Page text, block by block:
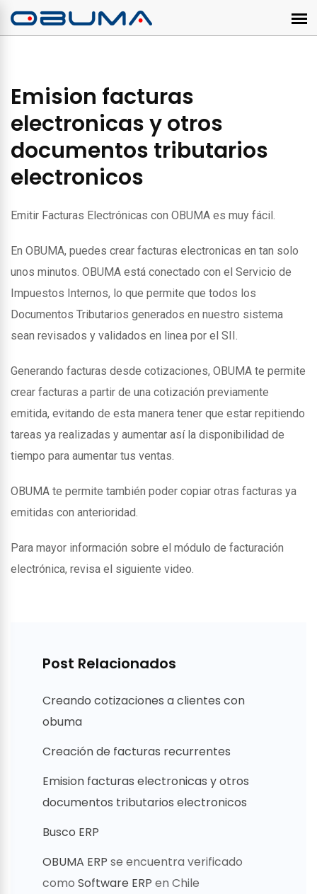
Emision facturas
electronicas y otros
documentos tributarios
electronicos
Emitir Facturas Electrónicas con OBUMA es muy fácil.
En OBUMA, puedes crear facturas electronicas en tan solo
unos minutos. OBUMA está conectado con el Servicio de
Impuestos Internos, lo que permite que todos los
Documentos Tributarios generados en nuestro sistema
sean revisados y validados en linea por el SII.
Generando facturas desde cotizaciones, OBUMA te permite
crear facturas a partir de una cotización previamente
emitida, evitando de esta manera tener que estar repitiendo
tareas ya realizadas y aumentar así la disponibilidad de
tiempo para aumentar tus ventas.
OBUMA te permite también poder copiar otras facturas ya
emitidas con anterioridad.
Para mayor información sobre el módulo de facturación
electrónica, revisa el siguiente video.
Post Relacionados
Creando cotizaciones a clientes con
obuma
Creación de facturas recurrentes
Emision facturas electronicas y otros
documentos tributarios electronicos
Busco ERP
OBUMA ERP se encuentra verificado
como Software ERP en Chile